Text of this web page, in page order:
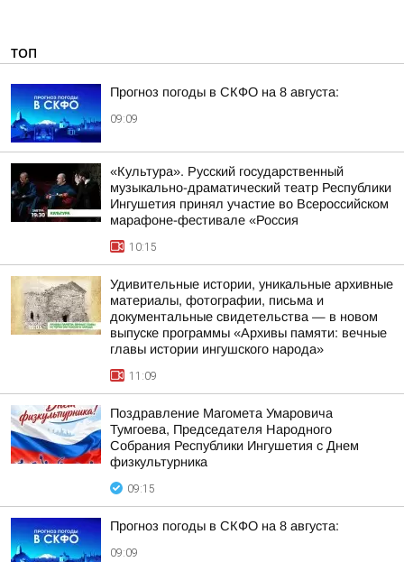
ТОП
Прогноз погоды в СКФО на 8 августа:
09:09
«Культура». Русский государственный
музыкально-драматический театр Республики
Ингушетия принял участие во Всероссийском
марафоне-фестивале «Россия
10:15
Удивительные истории, уникальные архивные
материалы, фотографии, письма и
документальные свидетельства — в новом
выпуске программы «Архивы памяти: вечные
главы истории ингушского народа»
11:09
Поздравление Магомета Умаровича
Тумгоева, Председателя Народного
Собрания Республики Ингушетия с Днем
физкультурника
09:15
Прогноз погоды в СКФО на 8 августа:
09:09